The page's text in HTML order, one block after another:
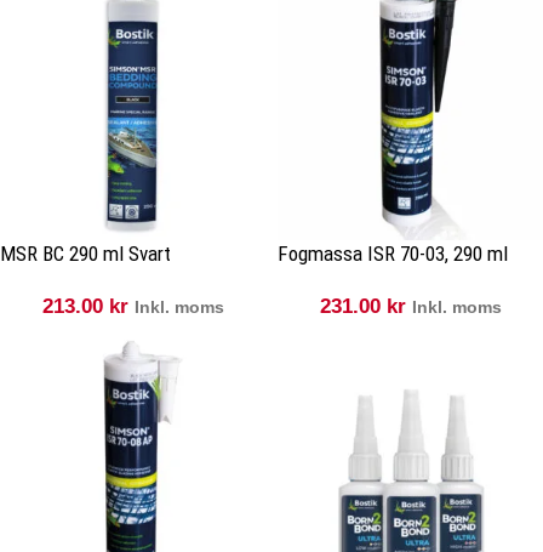
MSR BC 290 ml Svart
213.00 kr Inkl. moms
Fogmassa ISR 70-03, 290 ml
231.00 kr Inkl. moms